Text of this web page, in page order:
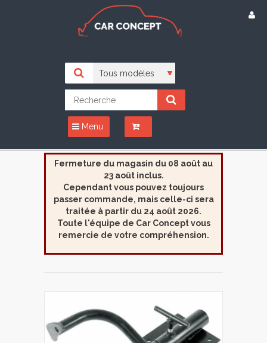
Menu
Fermeture du magasin du 08 août au
23 août inclus.
Cependant vous pouvez toujours
passer commande, mais celle-ci sera
traitée à partir du 24 août 2026.
Toute l'équipe de Car Concept vous
remercie de votre compréhension.